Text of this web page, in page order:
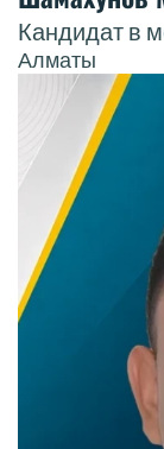
Кандидат в
Алматы